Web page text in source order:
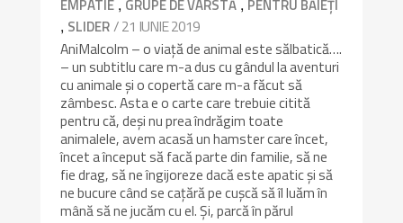
EMPATIE , GRUPE DE VÂRSTĂ , PENTRU BĂIEȚI
, SLIDER/ 21 IUNIE 2019
AniMalcolm – o viață de animal este sălbatică….
– un subtitlu care m-a dus cu gândul la aventuri
cu animale și o copertă care m-a făcut să
zâmbesc. Asta e o carte care trebuie citită
pentru că, deși nu prea îndrăgim toate
animalele, avem acasă un hamster care încet,
încet a început să facă parte din familie, să ne
fie drag, să ne îngijoreze dacă este apatic și să
ne bucure când se cațără pe cușcă să îl luăm în
mână să ne jucăm cu el. Și, parcă în părul